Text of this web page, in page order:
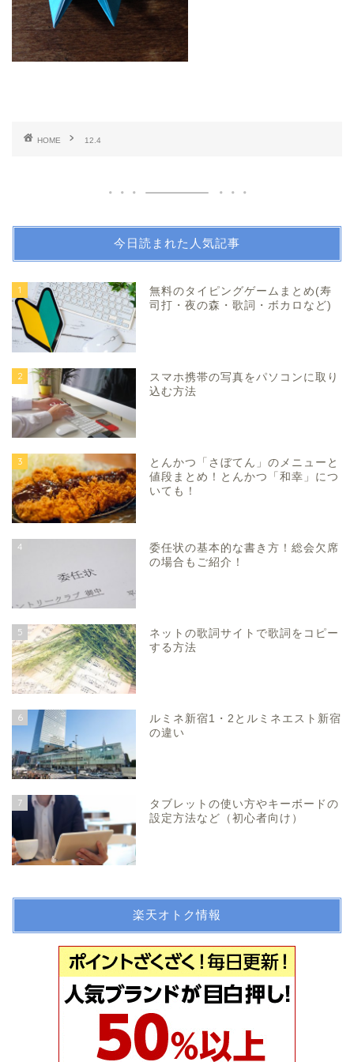
HOME 12.4
今日読まれた人気記事
1
無料のタイピングゲームまとめ(寿
司打・夜の森・歌詞・ボカロなど)
2
スマホ携帯の写真をパソコンに取り
込む方法
3
とんかつ「さぼてん」のメニューと
値段まとめ！とんかつ「和幸」につ
いても！
4
委任状の基本的な書き方！総会欠席
の場合もご紹介！
5
ネットの歌詞サイトで歌詞をコピー
する方法
6
ルミネ新宿1・2とルミネエスト新宿
の違い
7
タブレットの使い方やキーボードの
設定方法など（初心者向け）
楽天オトク情報